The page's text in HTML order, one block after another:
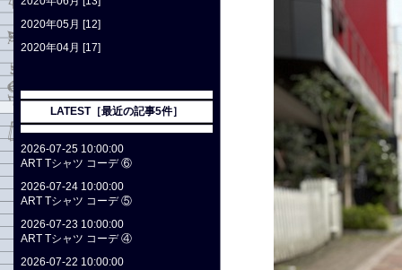
2020年05月 [12]
2020年04月 [17]
LATEST［最近の記事5件］
2026-07-25 10:00:00
ART Tシャツ コーデ ⑥
2026-07-24 10:00:00
ART Tシャツ コーデ ⑤
2026-07-23 10:00:00
ART Tシャツ コーデ ④
2026-07-22 10:00:00